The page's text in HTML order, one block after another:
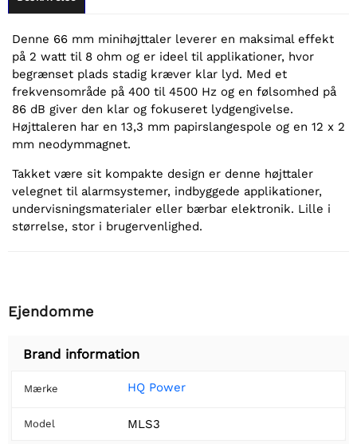
Denne 66 mm minihøjttaler leverer en maksimal effekt
på 2 watt til 8 ohm og er ideel til applikationer, hvor
begrænset plads stadig kræver klar lyd. Med et
frekvensområde på 400 til 4500 Hz og en følsomhed på
86 dB giver den klar og fokuseret lydgengivelse.
Højttaleren har en 13,3 mm papirslangespole og en 12 x 2
mm neodymmagnet.
Takket være sit kompakte design er denne højttaler
velegnet til alarmsystemer, indbyggede applikationer,
undervisningsmaterialer eller bærbar elektronik. Lille i
størrelse, stor i brugervenlighed.
Ejendomme
Brand information
Mærke HQ Power
Model MLS3